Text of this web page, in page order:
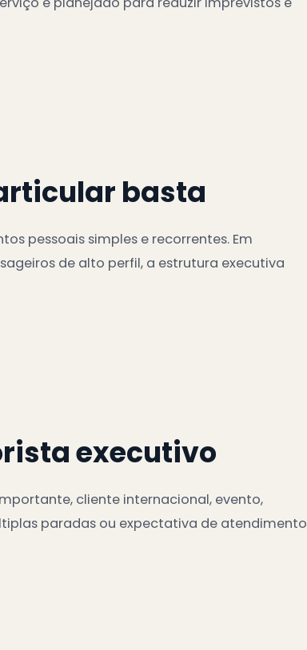
basta
pessoais simples e recorrentes. Em
de alto perfil, a estrutura executiva
executivo
cliente internacional, evento,
paradas ou expectativa de atendimento